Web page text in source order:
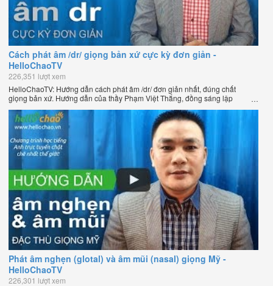
Cách phát âm /dr/ giọng bản xứ cực kỳ đơn giản -
HelloChaoTV
226,351 lượt xem
HelloChaoTV: Hướng dẫn cách phát âm /dr/ đơn giản nhất, đúng chất
giọng bản xứ. Hướng dẫn của thầy Phạm Việt Thắng, đồng sáng lập
giới.
Phát âm nghẹn (glotal) và âm mũi (nasal) giọng Mỹ -
HelloChaoTV
226,301 lượt xem